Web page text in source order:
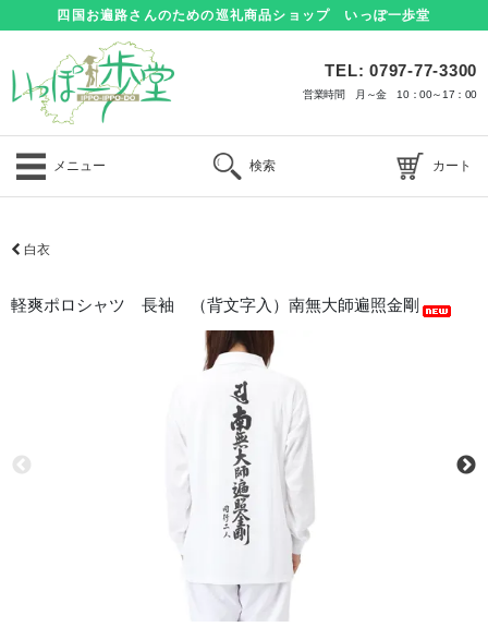
四国お遍路さんのための巡礼商品ショップ いっぽ一歩堂
TEL: 0797-77-3300
営業時間 月～金 10：00～17：00
メニュー 検索 カート
白衣
軽爽ポロシャツ 長袖 （背文字入）南無大師遍照金剛